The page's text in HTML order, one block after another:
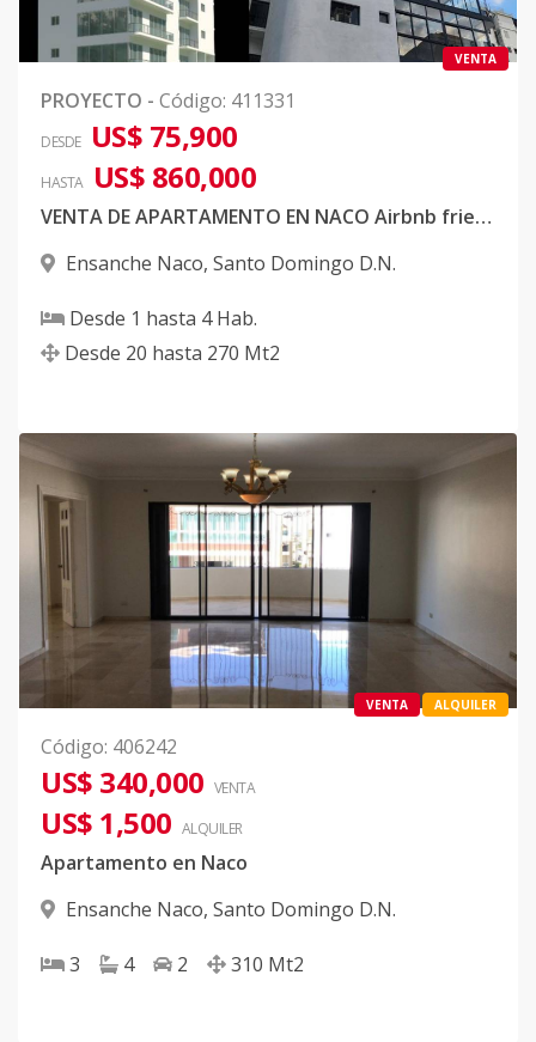
VENTA
PROYECTO - Código: 411331
DESDE US$ 75,900
HASTA US$ 860,000
VENTA DE APARTAMENTO EN NACO Airbnb friendly.
Ensanche Naco, Santo Domingo D.N.
Desde 1 hasta 4Hab.
Desde 20 hasta 270 Mt2
VENTA ALQUILER
Código: 406242
US$ 340,000 VENTA
US$ 1,500 ALQUILER
Apartamento en Naco
Ensanche Naco, Santo Domingo D.N.
3 4 2 310 Mt2